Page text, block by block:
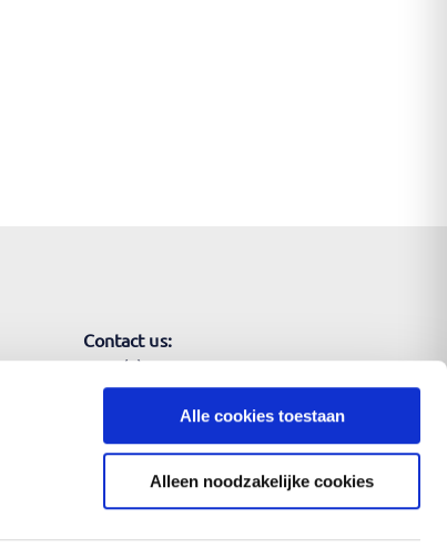
Alle cookies toestaan
Alleen noodzakelijke cookies
Contact us:
+ 31 (0) 30 203 0510